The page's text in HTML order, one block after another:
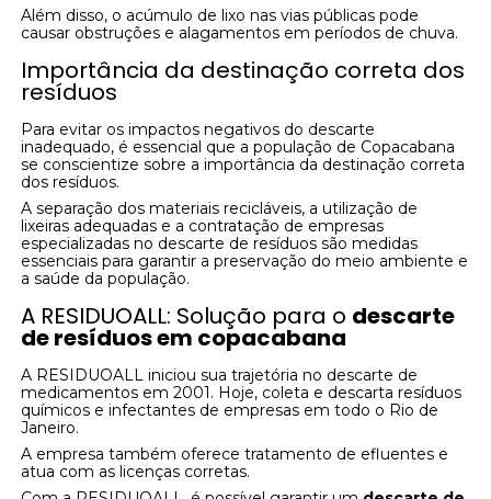
Além disso, o acúmulo de lixo nas vias públicas pode
causar obstruções e alagamentos em períodos de chuva.
Importância da destinação correta dos
resíduos
Para evitar os impactos negativos do descarte
inadequado, é essencial que a população de Copacabana
se conscientize sobre a importância da destinação correta
dos resíduos.
A separação dos materiais recicláveis, a utilização de
lixeiras adequadas e a contratação de empresas
especializadas no descarte de resíduos são medidas
essenciais para garantir a preservação do meio ambiente e
a saúde da população.
A RESIDUOALL: Solução para o descarte
de resíduos em copacabana
A RESIDUOALL iniciou sua trajetória no descarte de
medicamentos em 2001. Hoje, coleta e descarta resíduos
químicos e infectantes de empresas em todo o Rio de
Janeiro.
A empresa também oferece tratamento de efluentes e
atua com as licenças corretas.